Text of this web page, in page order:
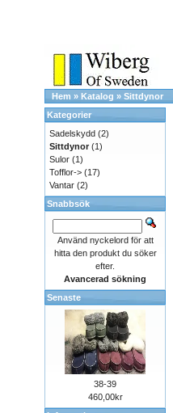
Hem » Katalog » Sittdynor
Kategorier
Sadelskydd (2)
Sittdynor (1)
Sulor (1)
Tofflor-> (17)
Vantar (2)
Snabbsök
Använd nyckelord för att
hitta den produkt du söker
efter.
Avancerad sökning
Senaste
38-39
460,00kr